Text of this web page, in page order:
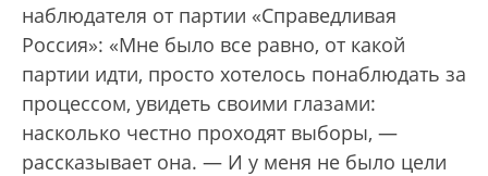
наблюдателя от партии «Справедливая
Россия»: «Мне было все равно, от какой
партии идти, просто хотелось понаблюдать за
процессом, увидеть своими глазами:
насколько честно проходят выборы, —
рассказывает она. — И у меня не было цели